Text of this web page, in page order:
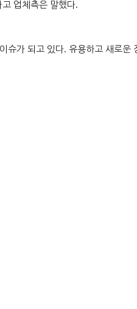
업체측은 말했다.
슈가 되고 있다. 유용하고 새로운